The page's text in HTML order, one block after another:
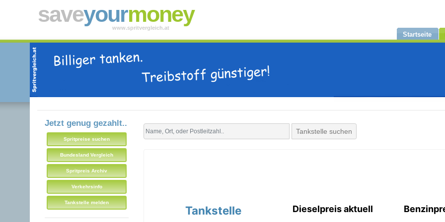
saveyourmoney
www.spritvergleich.at
Startseite
Jetzt genug gezahlt..
Spritpreise suchen
Bundesland Vergleich
Spritpreis Archiv
Verkehrsinfo
Tankstelle melden
Tankstelle suchen
Tankstelle
Dieselpreis aktuell